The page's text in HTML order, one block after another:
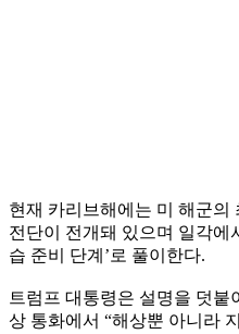
현재 카리브해에는 미 해군의
전단이 전개돼 있으며 일각에
습 준비 단계’로 풀이한다.
트럼프 대통령은 설명을 덧
상 통화에서 “해상뿐 아니라